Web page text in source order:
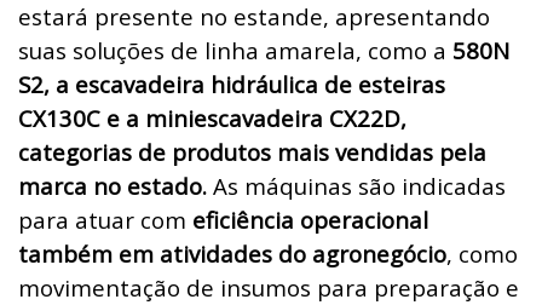
estará presente no estande, apresentando
suas soluções de linha amarela, como a 580N
S2, a escavadeira hidráulica de esteiras
CX130C e a miniescavadeira CX22D,
categorias de produtos mais vendidas pela
marca no estado. As máquinas são indicadas
para atuar com eficiência operacional
também em atividades do agronegócio, como
movimentação de insumos para preparação e